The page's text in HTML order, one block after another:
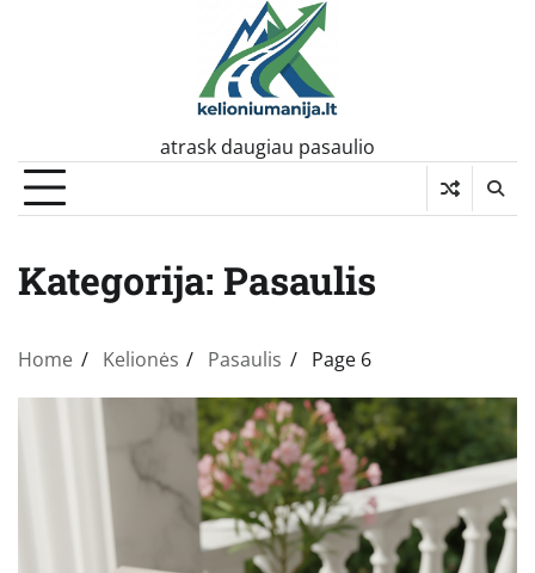
atrask daugiau pasaulio
Kategorija: Pasaulis
Home Kelionės Pasaulis Page 6